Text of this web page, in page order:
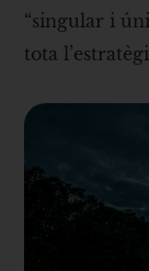
“singular i
tota